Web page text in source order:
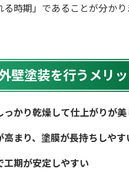
時期」であることが分かり
壁塗装を行うメリ
っかり乾燥して仕上がりが美
高まり、塗膜が長持ちしやす
工期が安定しやすい